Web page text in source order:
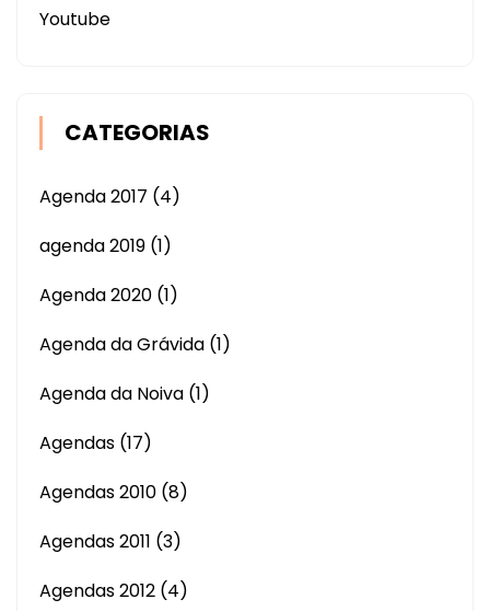
Youtube
CATEGORIAS
Agenda 2017 (4)
agenda 2019 (1)
Agenda 2020 (1)
Agenda da Grávida (1)
Agenda da Noiva (1)
Agendas (17)
Agendas 2010 (8)
Agendas 2011 (3)
Agendas 2012 (4)